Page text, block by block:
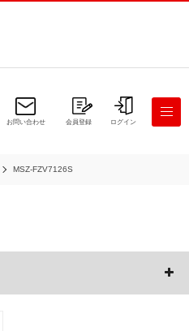
お問い合わせ 会員登録 ログイン
MSZ-FZV7126S